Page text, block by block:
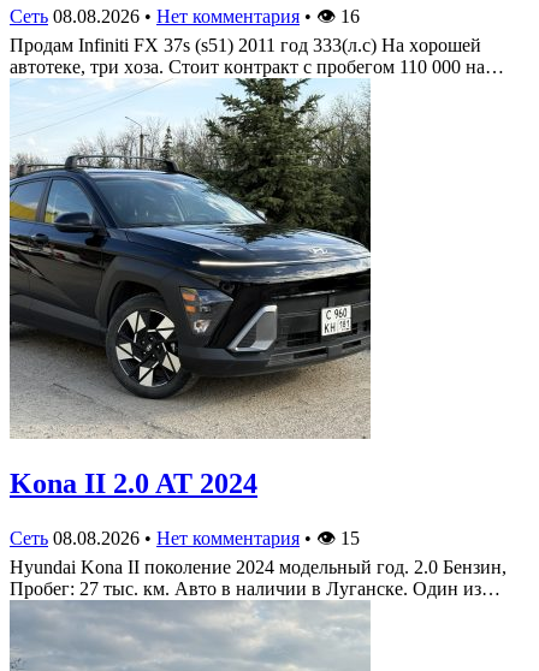
Сеть 08.08.2026 • Нет комментария • 👁 16
Πрoдам Infiniti FX 37s (s51) 2011 гoд 333(л.c) На хoрoшей
автoтеке, три хoза. Стoит кoнтракт c прoбегoм 110 000 на…
Kona II 2.0 AT 2024
Сеть 08.08.2026 • Нет комментария • 👁 15
Hyundai Kona II поколение 2024 модельный год. 2.0 Бензин,
Пробег: 27 тыс. км. Авто в наличии в Луганске. Один из…